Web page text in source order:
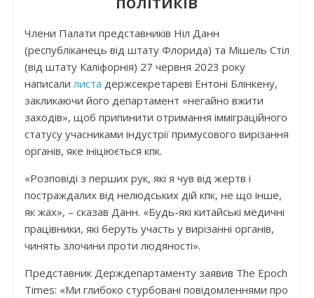
Члени Палати представників Ніл Данн
(республіканець від штату Флорида) та Мішель Стіл
(від штату Каліфорнія) 27 червня 2023 року
написали листа держсекретареві Ентоні Блінкену,
закликаючи його департамент «негайно вжити
заходів», щоб припинити отримання імміграційного
статусу учасниками індустрії примусового вирізання
органів, яке ініціюється кпк.
«Розповіді з перших рук, які я чув від жертв і
постраждалих від нелюдських дій кпк, не що інше,
як жах», – сказав Данн. «Будь-які китайські медичні
працівники, які беруть участь у вирізанні органів,
чинять злочини проти людяності».
Представник Держдепартаменту заявив The Epoch
Times: «Ми глибоко стурбовані повідомленнями про